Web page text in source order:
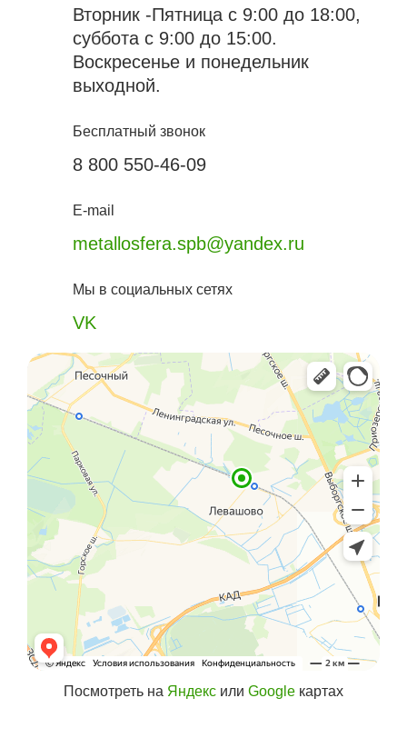
Вторник -Пятница с 9:00 до 18:00,
суббота с 9:00 до 15:00.
Воскресенье и понедельник
выходной.
Бесплатный звонок
8 800 550-46-09
E-mail
metallosfera.spb@yandex.ru
Мы в социальных сетях
VK
Посмотреть на Яндекс или Google картах